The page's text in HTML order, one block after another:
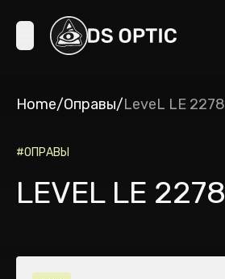
Home/Оправы/LeveL LE 2278
#ОПРАВЫ
LEVEL LE 2278